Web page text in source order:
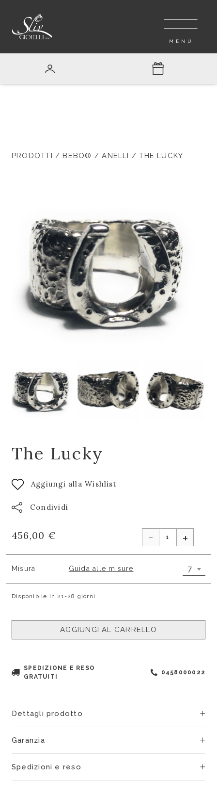
PRODOTTI / BEBO® /ANELLI / THE LUCKY
The Lucky
Aggiungi alla Wishlist
Condividi
456,00 € - +
Misura Guida alle misure 7
Disponibile in 21-28 giorni
AGGIUNGI AL CARRELLO
SPEDIZIONE E RESO
GRATUITI
0458000022
Dettagli prodotto
Garanzia
Spedizioni e reso